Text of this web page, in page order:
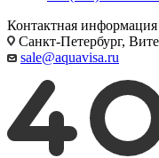
Контактная информация
Санкт-Петербург,
sale@aquavisa.ru